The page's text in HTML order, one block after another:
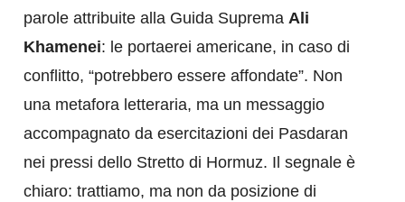
parole attribuite alla Guida Suprema Ali
Khamenei: le portaerei americane, in caso di
conflitto, “potrebbero essere affondate”. Non
una metafora letteraria, ma un messaggio
accompagnato da esercitazioni dei Pasdaran
nei pressi dello Stretto di Hormuz. Il segnale è
chiaro: trattiamo, ma non da posizione di